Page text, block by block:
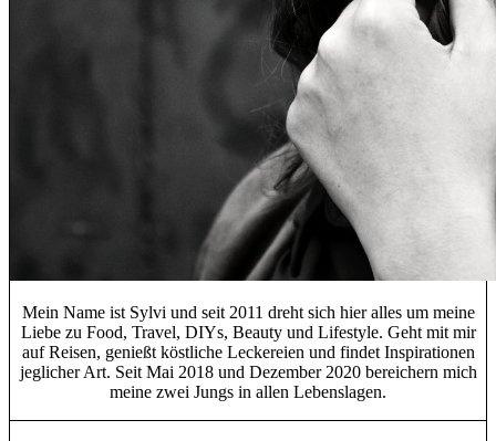
Mein Name ist Sylvi und seit 2011 dreht sich hier alles um meine
Liebe zu Food, Travel, DIYs, Beauty und Lifestyle. Geht mit mir
auf Reisen, genießt köstliche Leckereien und findet Inspirationen
jeglicher Art. Seit Mai 2018 und Dezember 2020 bereichern mich
meine zwei Jungs in allen Lebenslagen.